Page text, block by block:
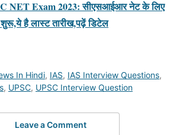
NET Exam 2023: सीएसआईआर नेट के लिए
है लास्ट तारीख,पढ़ें डिटेल
In Hindi, IAS, IAS Interview Questions,
, UPSC, UPSC Interview Question
Leave a Comment